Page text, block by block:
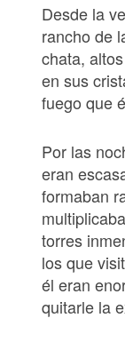
Desde la
rancho de
chata,
en sus
fuego que
Por las
eran
formaban
torres
los que
él eran
quitarle la